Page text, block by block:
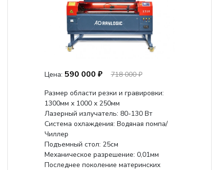
Цена: 590 000 ₽
718 000 ₽
Размер области резки и гравировки:
1300мм х 1000 х 250мм
Лазерный излучатель: 80-130 Вт
Система охлаждения: Водяная помпа/
Чиллер
Подъемный стол: 25см
Механическое разрешение: 0,01мм
Последнее поколение материнских